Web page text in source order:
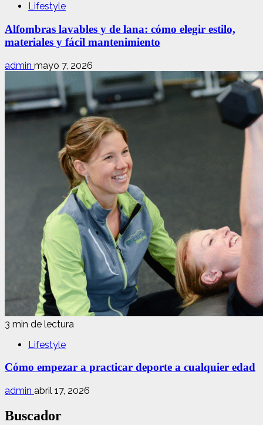
Lifestyle
Alfombras lavables y de lana: cómo elegir estilo,
materiales y fácil mantenimiento
admin mayo 7, 2026
3 min de lectura
Lifestyle
Cómo empezar a practicar deporte a cualquier edad
admin abril 17, 2026
Buscador